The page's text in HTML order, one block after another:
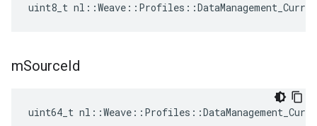
uint8_t
mSourceId
uint64_t